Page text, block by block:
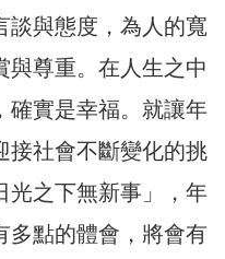
談與態度，為人的寬
與尊重。在人生之中
確實是幸福。就讓年
接社會不斷變化的挑
光之下無新事」，年
多點的體會，將會有